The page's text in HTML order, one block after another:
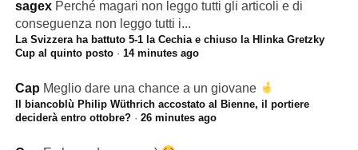
sagex Perché magari non leggo tutti gli articoli e di
conseguenza non leggo tutti i...
La Svizzera ha battuto 5-1 la Cechia e chiuso la Hlinka Gretzky
Cup al quinto posto· 14 minutes ago
Cap Meglio dare una chance a un giovane
Il biancoblù Philip Wüthrich accostato al Bienne, il portiere
deciderà entro ottobre?· 26 minutes ago